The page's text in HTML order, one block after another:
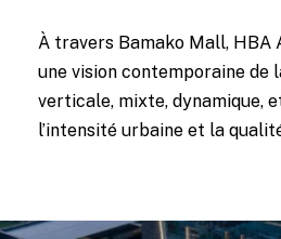
À travers Bamako Mall,
une vision contemporaine de
verticale, mixte, dynamique,
l’intensité urbaine et la